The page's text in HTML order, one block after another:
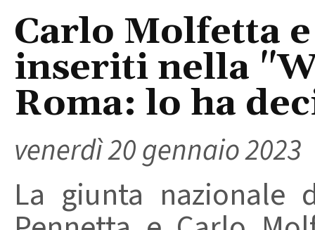
Carlo Molfetta
inseriti nella
Roma: lo ha
venerdì 20 gennaio 2023
La giunta nazionale